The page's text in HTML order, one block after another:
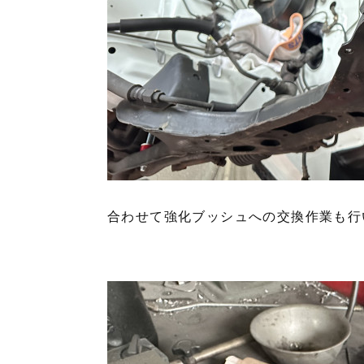
合わせて強化ブッシュへの交換作業も